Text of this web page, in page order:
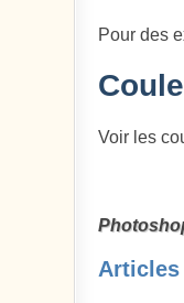
Pour des
Voir les